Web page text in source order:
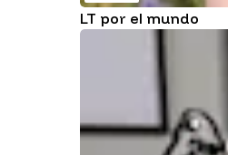
LT por el mundo